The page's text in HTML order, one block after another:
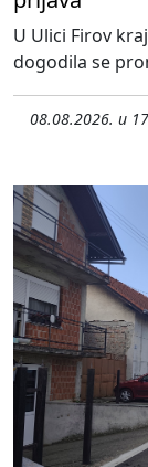
U Ulici Firov
dogodila se
08.08.2026. u